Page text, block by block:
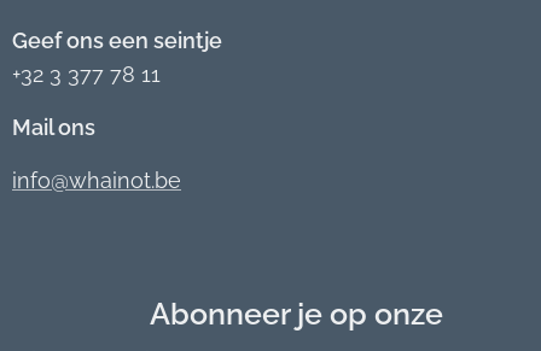
Geef ons een seintje
+32 3 377 78 11
Mail ons
info@whainot.be
Abonneer je op onze